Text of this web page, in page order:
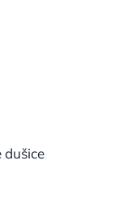
dušice